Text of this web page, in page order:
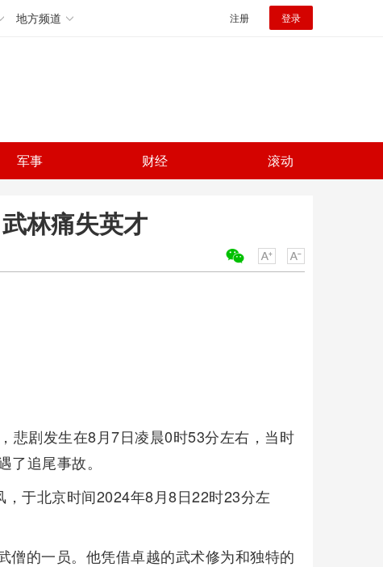
地方频道 注册 登录
军事 财经 滚动
林痛失英才
悲剧发生在8月7日凌晨0时53分左右，当时
追尾事故。
，于北京时间2024年8月8日22时23分左
僧的一员。他凭借卓越的武术修为和独特的